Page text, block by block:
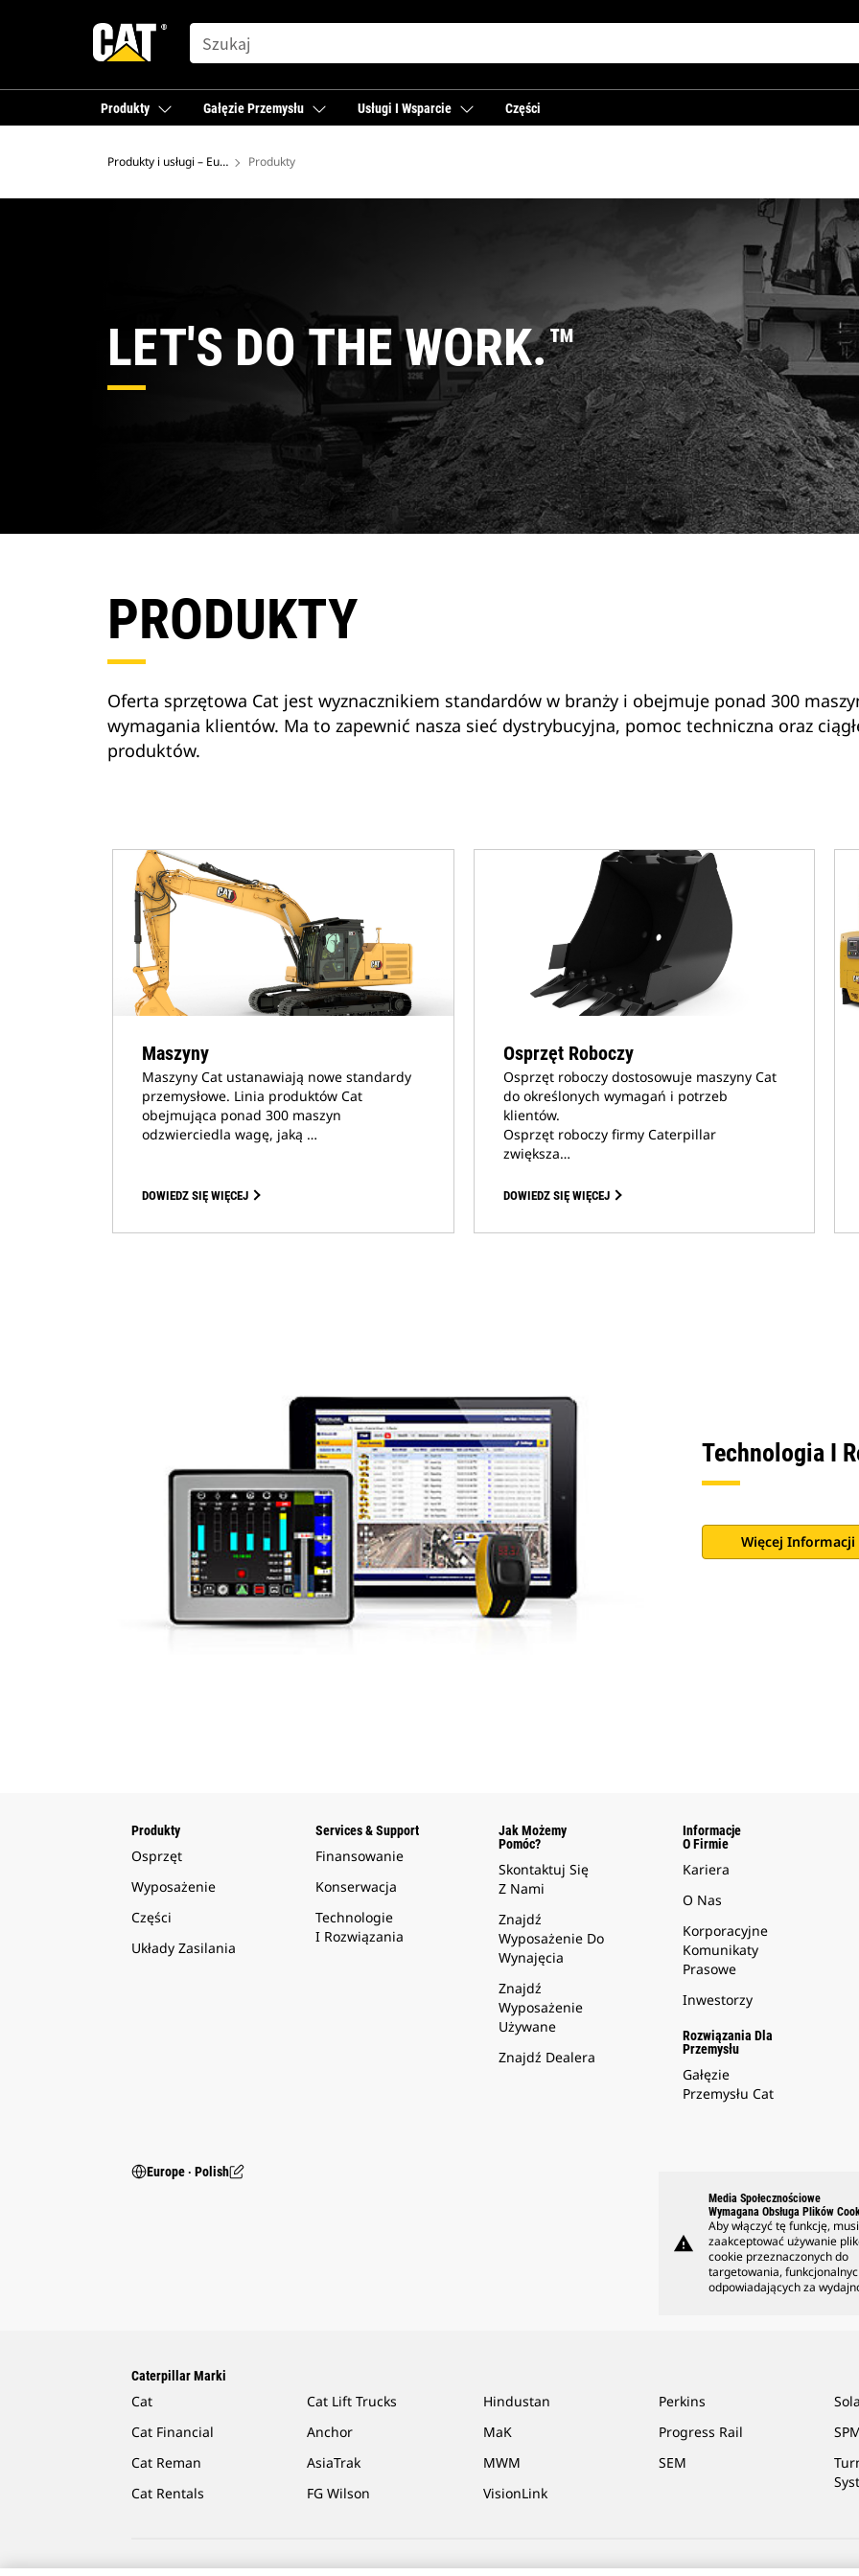
SEARCH
Produkty Gałęzie Przemysłu Usługi I Wsparcie Części
Produkty i usługi – Europa Produkty
LET'S DO THE WORK.™
PRODUKTY
Oferta sprzętowa Cat jest wyznacznikiem standardów w branży i obejmuje ponad 300
wymagania klientów. Ma to zapewnić nasza sieć dystrybucyjna, pomoc techniczna oraz
produktów.
Maszyny
Maszyny Cat ustanawiają nowe standardy
przemysłowe. Linia produktów Cat
obejmująca ponad 300 maszyn
odzwierciedla wagę, jaką …
DOWIEDZ SIĘ WIĘCEJ
Osprzęt Roboczy
Osprzęt roboczy dostosowuje maszyny Cat
do określonych wymagań i potrzeb
klientów.
Osprzęt roboczy firmy Caterpillar
zwiększa…
DOWIEDZ SIĘ WIĘCEJ
Technologia I
Więcej Informacji
Produkty
Osprzęt
Wyposażenie
Części
Układy Zasilania
Services & Support
Finansowanie
Konserwacja
Technologie
I Rozwiązania
Jak Możemy
Pomóc?
Skontaktuj Się
Z Nami
Znajdź
Wyposażenie Do
Wynajęcia
Znajdź
Wyposażenie
Używane
Znajdź Dealera
Informacje
O Firmie
Kariera
O Nas
Korporacyjne
Komunikaty
Prasowe
Inwestorzy
Rozwiązania Dla
Przemysłu
Gałęzie
Przemysłu Cat
Europe ‧ Polish
warning
Media Społecznościowe
Wymagana Obsługa Plików
Aby włączyć tę funkcję,
zaakceptować używanie
cookie przeznaczonych do
targetowania,
odpowiadających za
Caterpillar Marki
Cat
Cat Financial
Cat Reman
Cat Rentals
Cat Lift Trucks
Anchor
AsiaTrak
FG Wilson
Hindustan
MaK
MWM
VisionLink
Perkins
Progress Rail
SEM